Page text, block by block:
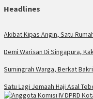
Headlines
Akibat Kipas Angin, Satu
Demi Warisan Di Singapura,
Sumingrah Warga, Berkat
Satu Lagi Jemaah Haji Asal